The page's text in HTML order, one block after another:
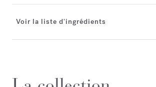
Voir la liste d'ingrédients